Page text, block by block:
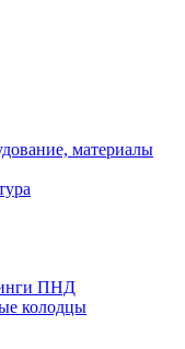
материалы
ПНД
колодцы